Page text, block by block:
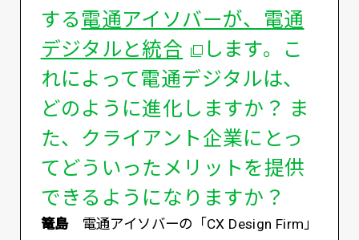
する電通アイソバーが、電通
デジタルと統合
します。こ
れによって電通デジタルは、
どのように進化しますか？ ま
た、クライアント企業にとっ
てどういったメリットを提供
できるようになりますか？
篭島電通アイソバーの「CX Design Firm」